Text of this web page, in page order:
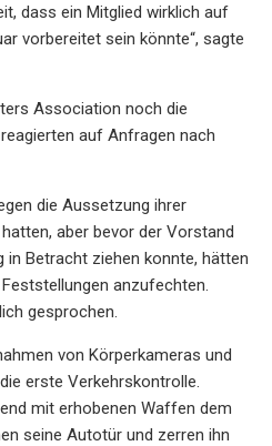
dass ein Mitglied wirklich auf
vorbereitet sein könnte“, sagte
Association noch die
auf Anfragen nach
die Aussetzung ihrer
aber bevor der Vorstand
Betracht ziehen konnte, hätten
anzufechten.
gesprochen.
von Körperkameras und
erste Verkehrskontrolle.
mit erhobenen Waffen dem
seine Autotür und zerren ihn